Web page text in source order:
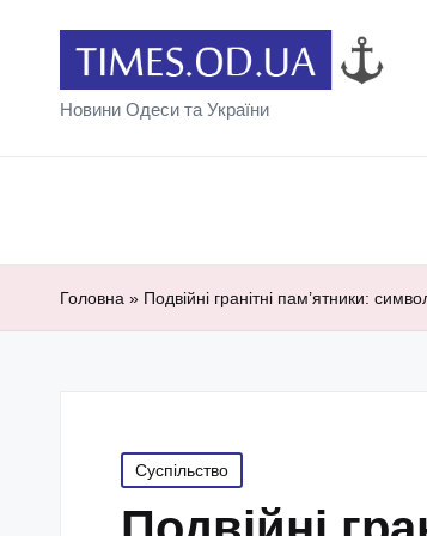
Новини Одеси та України
Головна » Подвійні гранітні пам’ятники:
Posted
in
Суспільство